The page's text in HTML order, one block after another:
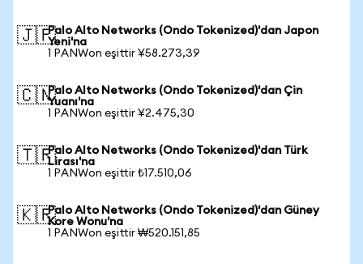
🇯🇵Palo Alto Networks (Ondo Tokenized)'dan Japon
Yeni'na
1 PANWon eşittir ¥58.273,39
🇨🇳Palo Alto Networks (Ondo Tokenized)'dan Çin
Yuanı'na
1 PANWon eşittir ¥2.475,30
🇹🇷Palo Alto Networks (Ondo Tokenized)'dan Türk
Lirası'na
1 PANWon eşittir ₺17.510,06
🇰🇷Palo Alto Networks (Ondo Tokenized)'dan Güney
Kore Wonu'na
1 PANWon eşittir ₩520.151,85